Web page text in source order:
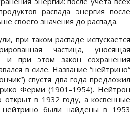
распада энергия после
своего значения до распада.
при таком распаде испускается
частица, уносящая
и при этом закон сохранения
в силе. Название “нейтрино“
спустя два года предложил
Ферми (1901–1954). Нейтрон
открыт в 1932 году, а косвенные
нейтрино были найдены в 1953